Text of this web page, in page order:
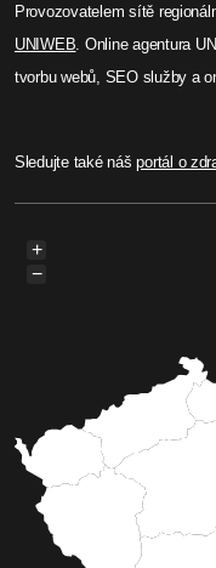
Provozovatelem sítě
UNIWEB . Online agentura
tvorbu webů, SEO služby a
Sledujte také nášportál o
+
−